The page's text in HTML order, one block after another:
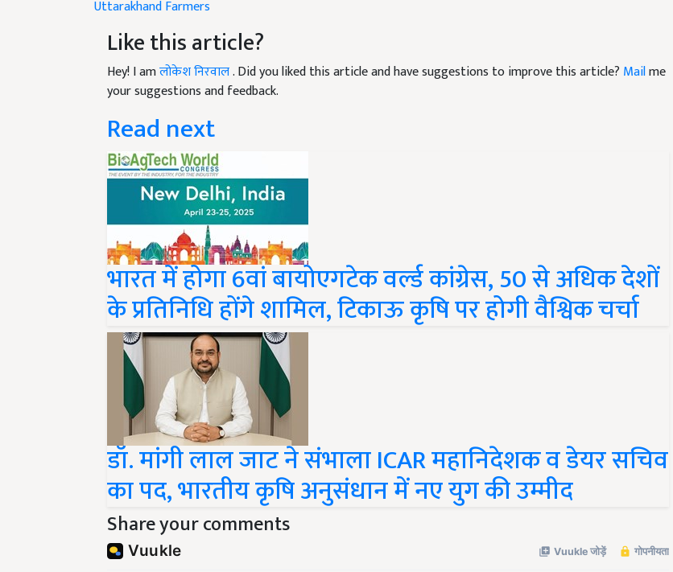
Like this article?
Hey! I amलोकेश निरवाल. Did you liked this article and have suggestions to improve this article?
your suggestions and feedback.
Read next
भारत में होगा 6वां बायोएगटेक वर्ल्ड कांग्रेस, 50 से अधिक देशों
के प्रतिनिधि होंगे शामिल, टिकाऊ कृषि पर होगी वैश्विक चर्चा
डॉ. मांगी लाल जाट ने संभाला ICAR महानिदेशक व डेयर सचिव
का पद, भारतीय कृषि अनुसंधान में नए युग की उम्मीद
Share your comments